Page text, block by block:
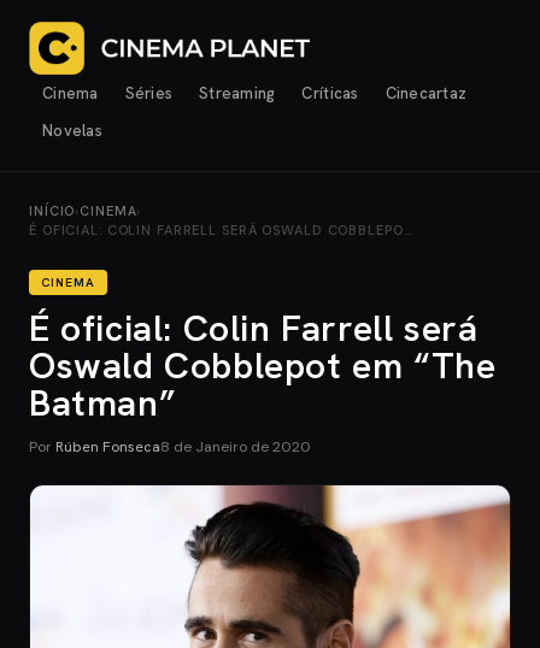
Cinema Séries Streaming Críticas
Cinecartaz
Novelas
INÍCIO› CINEMA›
É OFICIAL: COLIN FARRELL SERÁ OSWALD COBBLEPO…
CINEMA
É oficial: Colin Farrell será
Oswald Cobblepot em “The
Batman”
Por Rúben Fonseca8 de Janeiro de 2020